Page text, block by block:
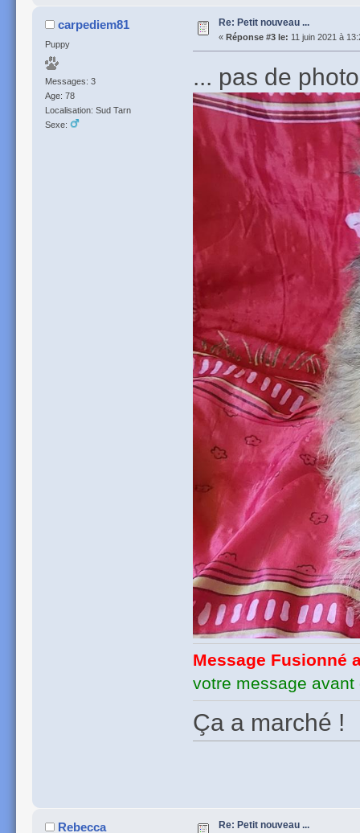
carpediem81
Puppy
Messages: 3
Age: 78
Localisation: Sud Tarn
Sexe:
Re: Petit nouveau ...
« Réponse #3 le: 11 juin 2021 à
... pas de
Message Fusionné
votre message
Ça a marché !
Rebecca Re: Petit nouveau ...